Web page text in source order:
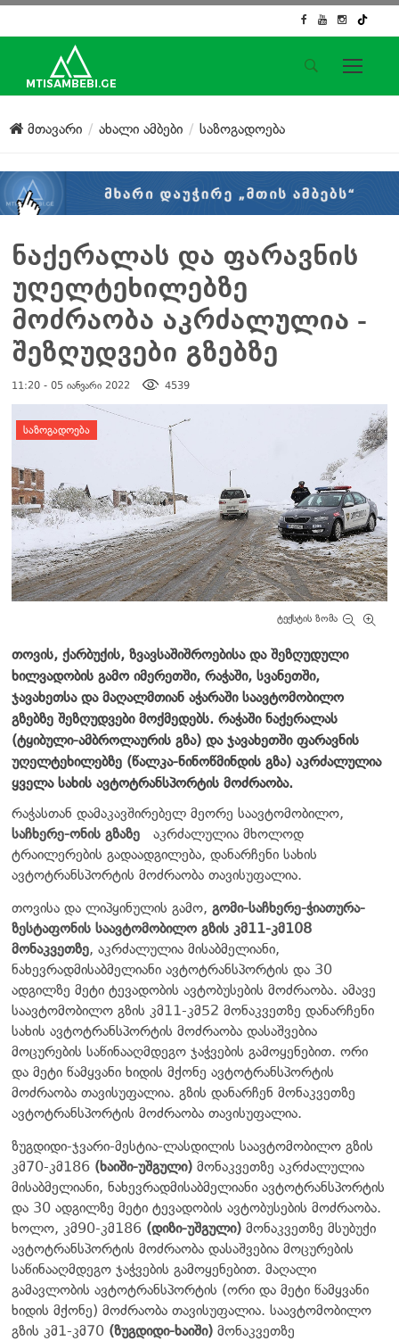
საიტის მენიუ
მთავარი
ქართული საქმე
კონტაქტი
სოციალური ქსელები
მთავარი ახალი ამბები საზოგადოება
ნაქერალას და ფარავნის
უღელტეხილებზე
მოძრაობა აკრძალულია -
შეზღუდვები გზებზე
11:20 - 05 იანვარი 2022 4539
ᲡᲐᲖᲝᲒᲐᲓᲝᲔᲑᲐ
ტექსტის ზომა
თოვის, ქარბუქის, ზვავსაშიშროებისა და შეზღუდული
ხილვადობის გამო იმერეთში, რაჭაში, სვანეთში,
ჯავახეთსა და მაღალმთიან აჭარაში საავტომობილო
გზებზე შეზღუდვები მოქმედებს. რაჭაში ნაქერალას
(ტყიბული-ამბროლაურის გზა) და ჯავახეთში ფარავნის
უღელტეხილებზე (წალკა-ნინოწმინდის გზა) აკრძალულია
ყველა სახის ავტოტრანსპორტის მოძრაობა.
რაჭასთან დამაკავშირებელ მეორე საავტომობილო,
საჩხერე-ონის გზაზე აკრძალულია მხოლოდ
ტრაილერების გადაადგილება, დანარჩენი სახის
ავტოტრანსპორტის მოძრაობა თავისუფალია.
თოვისა და ლიპყინულის გამო, გომი-საჩხერე-ჭიათურა-
ზესტაფონის საავტომობილო გზის კმ11-კმ108
მონაკვეთზე, აკრძალულია მისაბმელიანი,
ნახევრადმისაბმელიანი ავტოტრანსპორტის და 30
ადგილზე მეტი ტევადობის ავტობუსების მოძრაობა. ამავე
საავტომობილო გზის კმ11-კმ52 მონაკვეთზე დანარჩენი
სახის ავტოტრანსპორტის მოძრაობა დასაშვებია
მოცურების საწინააღმდეგო ჯაჭვების გამოყენებით. ორი
და მეტი წამყვანი ხიდის მქონე ავტოტრანსპორტის
მოძრაობა თავისუფალია. გზის დანარჩენ მონაკვეთზე
ავტოტრანსპორტის მოძრაობა თავისუფალია.
ზუგდიდი-ჯვარი-მესტია-ლასდილის საავტომობილო გზის
კმ70-კმ186 (ხაიში-უშგული) მონაკვეთზე აკრძალულია
მისაბმელიანი, ნახევრადმისაბმელიანი ავტოტრანსპორტის
და 30 ადგილზე მეტი ტევადობის ავტობუსების მოძრაობა.
ხოლო, კმ90-კმ186 (დიზი-უშგული) მონაკვეთზე მსუბუქი
ავტოტრანსპორტის მოძრაობა დასაშვებია მოცურების
საწინააღმდეგო ჯაჭვების გამოყენებით. მაღალი
გამავლობის ავტოტრანსპორტის (ორი და მეტი წამყვანი
ხიდის მქონე) მოძრაობა თავისუფალია. საავტომობილო
გზის კმ1-კმ70 (ზუგდიდი-ხაიში) მონაკვეთზე